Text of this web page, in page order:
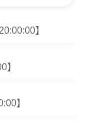
】
】
】